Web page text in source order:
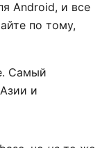
Android, и все
по тому,
Самый
и